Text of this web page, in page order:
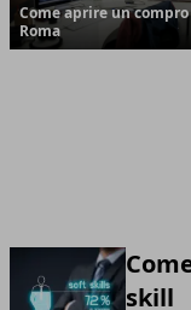
Come aprire un compro
Roma
skill